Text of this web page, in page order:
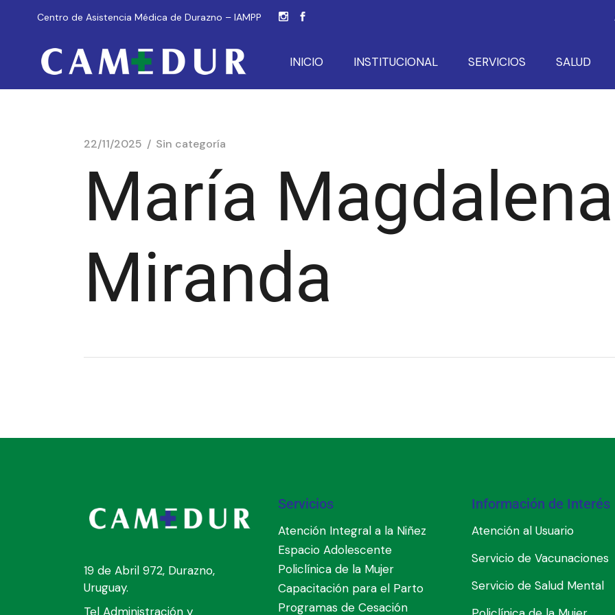
Centro de Asistencia Médica de Durazno – IAMPP
INICIO INSTITUCIONAL SERVICIOS SALUD
22/11/2025 Sin categoría
María
Miranda
19 de Abril 972, Durazno,
Uruguay.
Tel Administración y
Servicios
Atención Integral a la Niñez
Espacio Adolescente
Policlínica de la Mujer
Capacitación para el Parto
Programas de Cesación
Información de Interés
Atención al Usuario
Servicio de Vacunaciones
Servicio de Salud Mental